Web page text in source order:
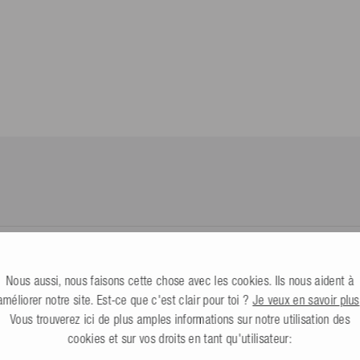
renvoie toi-même les produits
Nous aussi, nous faisons cette chose avec les cookies. Ils nous aident à
notre site. Est-ce que c'est clair pour toi ?Je veux en savoir plus
Vous trouverez ici de plus amples informations sur notre utilisation des
cookies et sur vos droits en tant qu'utilisateur: